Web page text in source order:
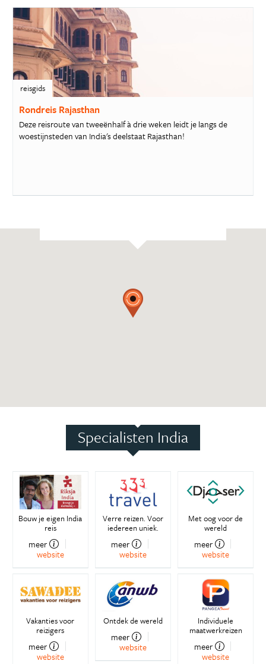
reisgids
Rondreis Rajasthan
Deze reisroute van tweeënhalf à drie weken leidt je langs de
woestijnsteden van India's deelstaat Rajasthan!
Specialisten India
Bouw je eigen India
reis
meer
website
Verre reizen. Voor
iedereen uniek.
meer
website
Met oog voor de
wereld
meer
website
Vakanties voor
reizigers
meer
website
Ontdek de wereld
meer
website
Individuele
maatwerkreizen
meer
website